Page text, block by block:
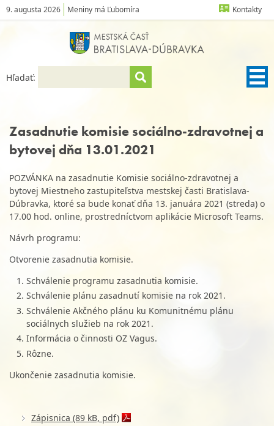
9. augusta 2026 Meniny má Ľubomíra Kontakty
Hľadať:
Zasadnutie komisie sociálno-zdravotnej a
bytovej dňa 13.01.2021
POZVÁNKA na zasadnutie Komisie sociálno-zdravotnej a
bytovej Miestneho zastupiteľstva mestskej časti Bratislava-
Dúbravka, ktoré sa bude konať dňa 13. januára 2021 (streda) o
17.00 hod. online, prostredníctvom aplikácie Microsoft Teams.
Návrh programu:
Otvorenie zasadnutia komisie.
Schválenie programu zasadnutia komisie.
Schválenie plánu zasadnutí komisie na rok 2021.
Schválenie Akčného plánu ku Komunitnému plánu
sociálnych služieb na rok 2021.
Informácia o činnosti OZ Vagus.
Rôzne.
Ukončenie zasadnutia komisie.
Zápisnica (89 kB, pdf)